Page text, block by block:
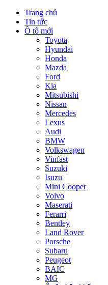
Trang chủ
Tin tức
Ô tô mới
Toyota
Hyundai
Honda
Mazda
Ford
Kia
Mitsubishi
Nissan
Mercedes
Lexus
Audi
BMW
Volkswagen
Vinfast
Suzuki
Isuzu
Mini Cooper
Volvo
Maserati
Ferarri
Bentley
Land Rover
Porsche
Subaru
Peugeot
BAIC
MG